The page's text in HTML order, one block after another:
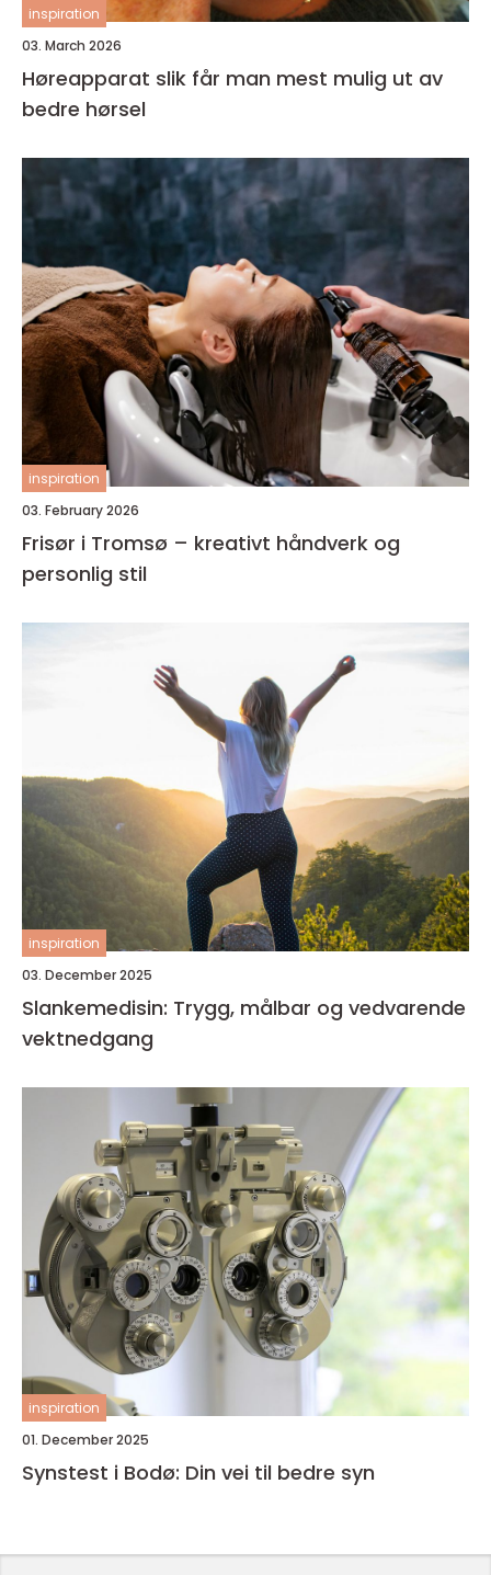
inspiration
03. March 2026
Høreapparat slik får man mest mulig ut av
bedre hørsel
inspiration
03. February 2026
Frisør i Tromsø – kreativt håndverk og
personlig stil
inspiration
03. December 2025
Slankemedisin: Trygg, målbar og vedvarende
vektnedgang
inspiration
01. December 2025
Synstest i Bodø: Din vei til bedre syn